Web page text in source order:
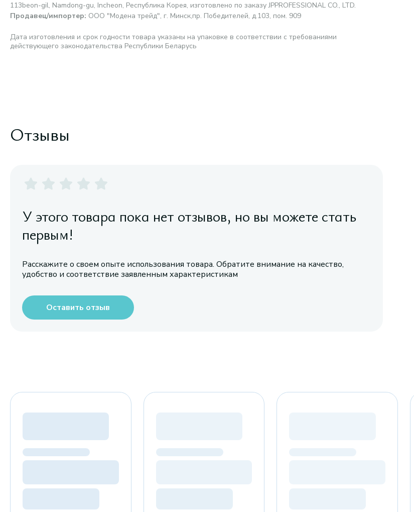
113beon-gil, Namdong-gu, Incheon, Республика Корея, изготовлено по заказу JPPROFESSIONAL CO., LTD.
Продавец/импортер: ООО "Модена трейд", г. Минск,пр. Победителей, д.103, пом. 909
Дата изготовления и срок годности товара указаны на упаковке в соответствии с требованиями
действующего законодательства Республики Беларусь
Отзывы
У этого товара пока нет отзывов, но вы можете стать
первым!
Расскажите о своем опыте использования товара. Обратите внимание на качество,
удобство и соответствие заявленным характеристикам
Оставить отзыв